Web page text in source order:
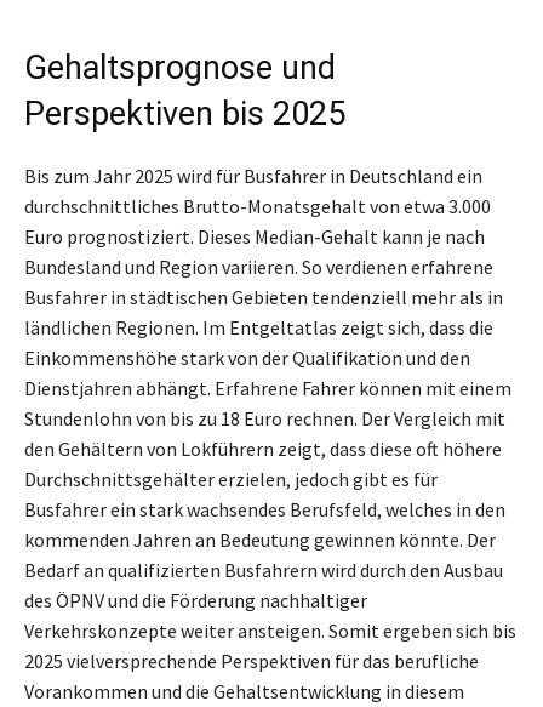
Gehaltsprognose und
Perspektiven bis 2025
Bis zum Jahr 2025 wird für Busfahrer in Deutschland ein
durchschnittliches Brutto-Monatsgehalt von etwa 3.000
Euro prognostiziert. Dieses Median-Gehalt kann je nach
Bundesland und Region variieren. So verdienen erfahrene
Busfahrer in städtischen Gebieten tendenziell mehr als in
ländlichen Regionen. Im Entgeltatlas zeigt sich, dass die
Einkommenshöhe stark von der Qualifikation und den
Dienstjahren abhängt. Erfahrene Fahrer können mit einem
Stundenlohn von bis zu 18 Euro rechnen. Der Vergleich mit
den Gehältern von Lokführern zeigt, dass diese oft höhere
Durchschnittsgehälter erzielen, jedoch gibt es für
Busfahrer ein stark wachsendes Berufsfeld, welches in den
kommenden Jahren an Bedeutung gewinnen könnte. Der
Bedarf an qualifizierten Busfahrern wird durch den Ausbau
des ÖPNV und die Förderung nachhaltiger
Verkehrskonzepte weiter ansteigen. Somit ergeben sich bis
2025 vielversprechende Perspektiven für das berufliche
Vorankommen und die Gehaltsentwicklung in diesem